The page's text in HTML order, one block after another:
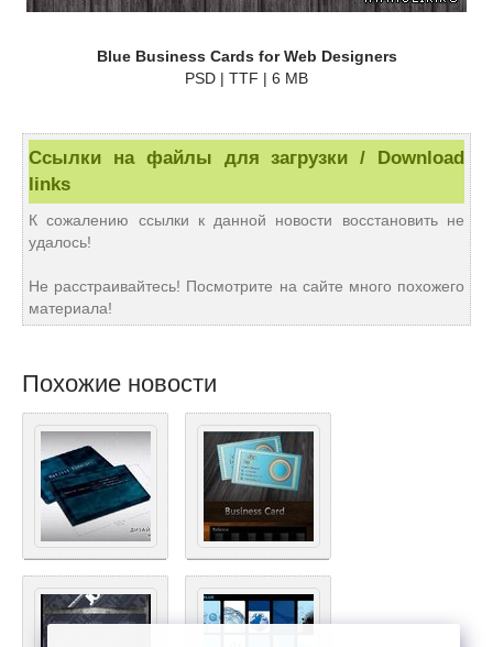
Blue Business Cards for Web Designers
PSD | TTF | 6 MB
Ссылки на файлы для загрузки / Download
links
К сожалению ссылки к данной новости восстановить не
удалось!
Не расстраивайтесь! Посмотрите на сайте много похожего
материала!
Похожие новости